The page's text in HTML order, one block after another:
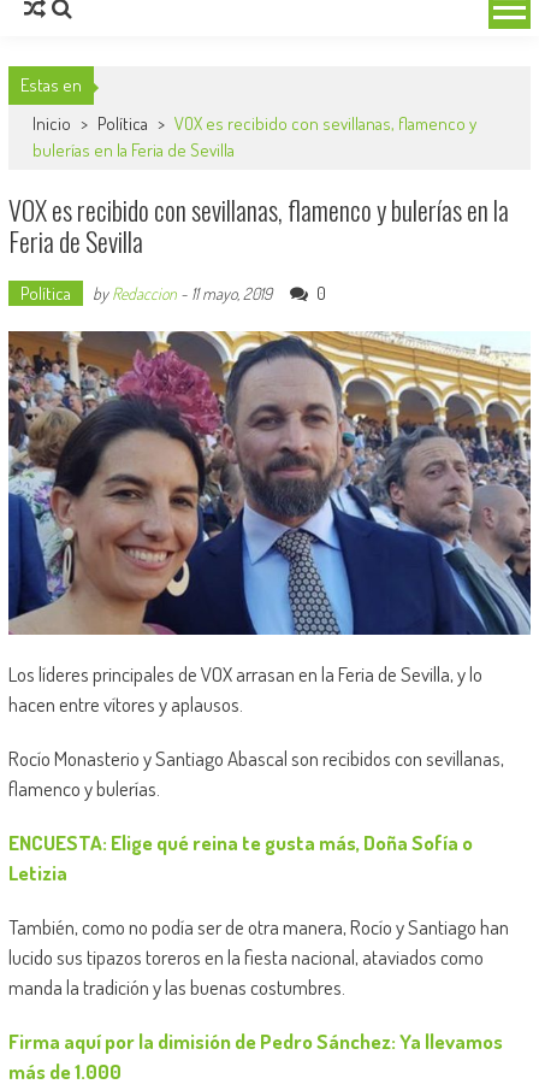
Estas en
Inicio > Política > VOX es recibido con sevillanas, flamenco y
bulerías en la Feria de Sevilla
VOX es recibido con sevillanas, flamenco y bulerías en la
Feria de Sevilla
Política byRedaccion- 11 mayo, 2019 0
Los líderes principales de VOX arrasan en la Feria de Sevilla, y lo
hacen entre vítores y aplausos.
Rocío Monasterio y Santiago Abascal son recibidos con sevillanas,
flamenco y bulerías.
ENCUESTA: Elige qué reina te gusta más, Doña Sofía o
Letizia
También, como no podía ser de otra manera, Rocío y Santiago han
lucido sus tipazos toreros en la fiesta nacional, ataviados como
manda la tradición y las buenas costumbres.
Firma aquí por la dimisión de Pedro Sánchez: Ya llevamos
más de 1.000